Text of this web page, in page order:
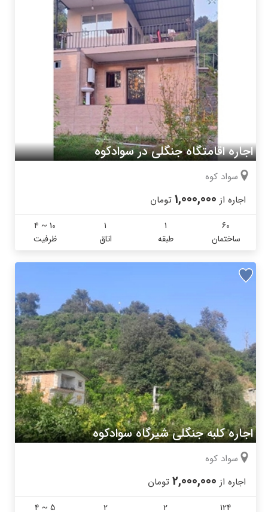
اجاره اقامتگاه جنگلی در سوادکوه
سواد کوه
اجاره از 1,000,000 تومان
60
ساختمان
1
طبقه
1
اتاق
4 ~ 10
ظرفیت
اجاره کلبه جنگلی شیرگاه سوادکوه
سواد کوه
اجاره از 2,000,000 تومان
124
2
2
4 ~ 5